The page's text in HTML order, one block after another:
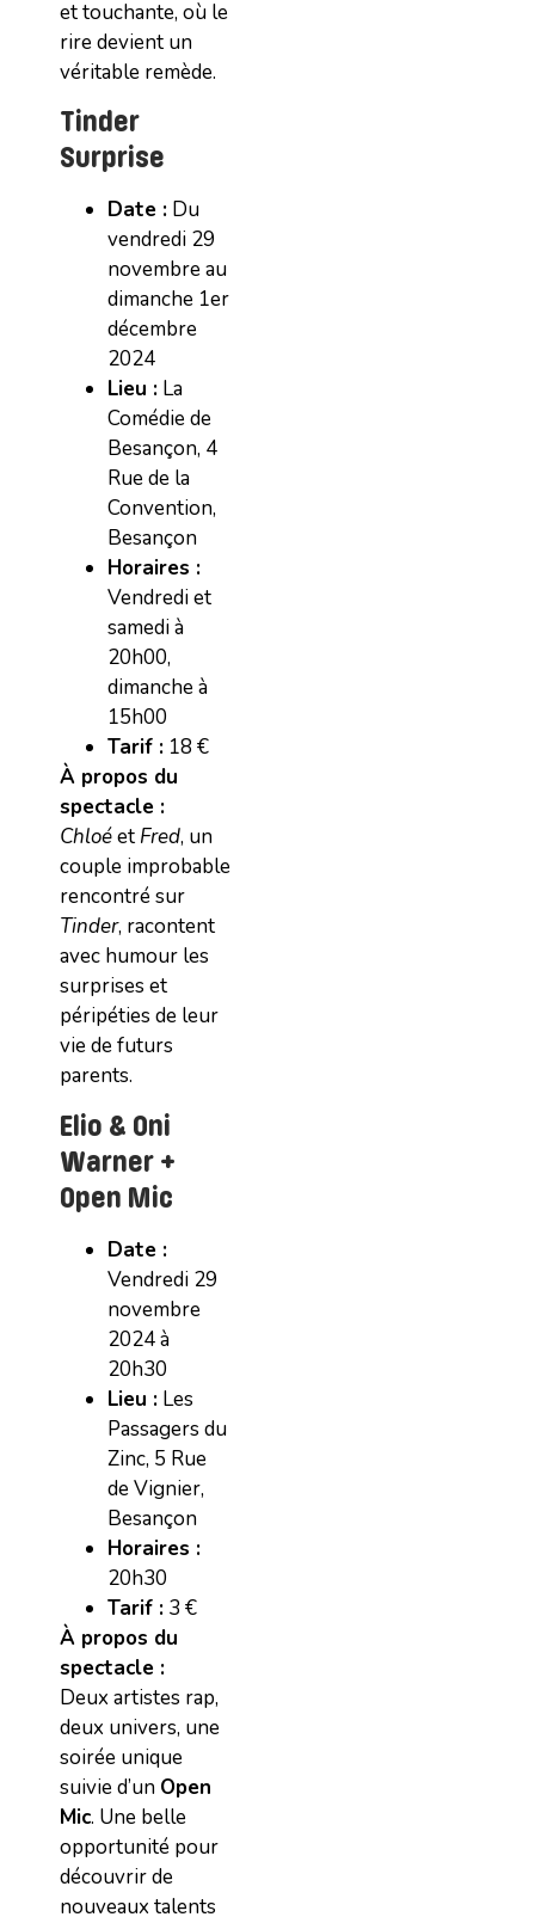
et touchante, où le
rire devient un
véritable remède.
Tinder
Surprise
Date : Du
vendredi 29
novembre au
dimanche 1er
décembre
2024
Lieu : La
Comédie de
Besançon, 4
Rue de la
Convention,
Besançon
Horaires :
Vendredi et
samedi à
20h00,
dimanche à
15h00
Tarif : 18 €
À propos du
spectacle :
Chloéet Fred, un
couple improbable
rencontré sur
Tinder, racontent
avec humour les
surprises et
péripéties de leur
vie de futurs
parents.
Elio & Oni
Warner +
Open Mic
Date :
Vendredi 29
novembre
2024 à
20h30
Lieu : Les
Passagers du
Zinc, 5 Rue
de Vignier,
Besançon
Horaires :
20h30
Tarif : 3 €
À propos du
spectacle :
Deux artistes rap,
deux univers, une
soirée unique
suivie d’un Open
Mic. Une belle
opportunité pour
découvrir de
nouveaux talents